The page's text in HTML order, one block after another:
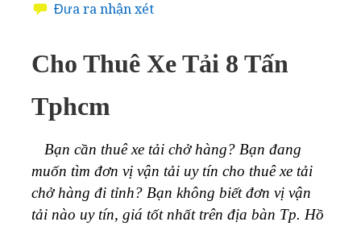
Đưa ra nhận xét
Cho Thuê Xe Tải 8 Tấn
Tphcm
Bạn cần thuê xe tải chở hàng? Bạn đang
muốn tìm đơn vị vận tải uy tín cho thuê xe tải
chở hàng đi tỉnh? Bạn không biết đơn vị vận
tải nào uy tín, giá tốt nhất trên địa bàn Tp. Hồ